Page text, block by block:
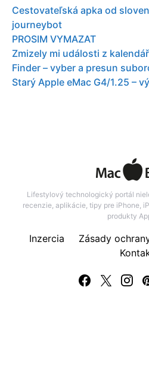
Cestovateľská apka od
journeybot
PROSIM VYMAZAT
Zmizely mi události z
Finder – vyber a presun
Starý Apple eMac G4/1.25 –
Lifestylový technologický portál
recenzie, aplikácie, tipy pre iPhone,
produkty
Inzercia
Zásady